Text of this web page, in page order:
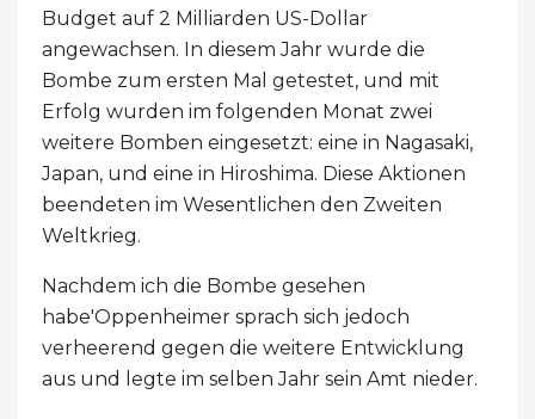
Budget auf 2 Milliarden US-Dollar
angewachsen. In diesem Jahr wurde die
Bombe zum ersten Mal getestet, und mit
Erfolg wurden im folgenden Monat zwei
weitere Bomben eingesetzt: eine in Nagasaki,
Japan, und eine in Hiroshima. Diese Aktionen
beendeten im Wesentlichen den Zweiten
Weltkrieg.
Nachdem ich die Bombe gesehen
habe'Oppenheimer sprach sich jedoch
verheerend gegen die weitere Entwicklung
aus und legte im selben Jahr sein Amt nieder.